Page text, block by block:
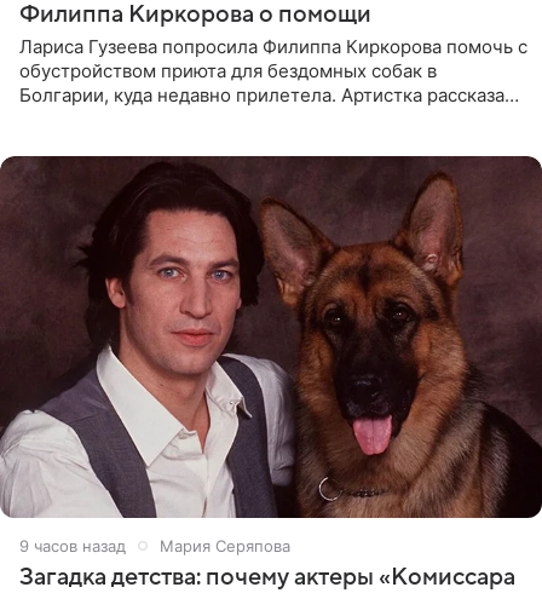
Филиппа Киркорова о помощи
Лариса Гузеева попросила Филиппа Киркорова помочь с
обустройством приюта для бездомных собак в
Болгарии, куда недавно прилетела. Артистка рассказала
9 часов назад Мария Серяпова
Загадка детства: почему актеры «Комиссара